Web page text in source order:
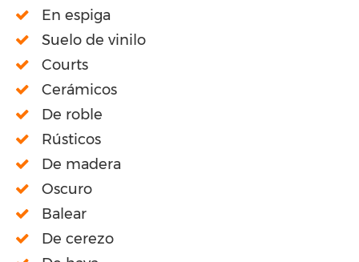
En espiga
Suelo de vinilo
Courts
Cerámicos
De roble
Rústicos
De madera
Oscuro
Balear
De cerezo